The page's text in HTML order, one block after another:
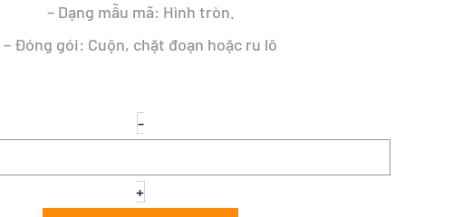
– Dạng mẫu mã: Hình tròn.
– Đóng gói: Cuộn, chặt đoạn hoặc ru lô
-DÂY
TRÒN
MỀM
-
+